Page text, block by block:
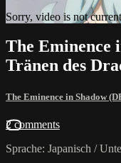
Sorry, video is not
The Eminence
Tränen des
The Eminence in Shadow
2 comments
Sprache: Japanisch /